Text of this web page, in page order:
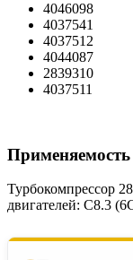
4046098
4037541
4037512
4044087
2839310
4037511
Применяемость
Турбокомпрессор
двигателей: C8.3